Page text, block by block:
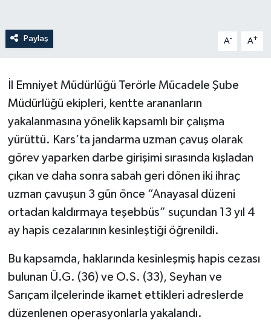
Paylaş A- A+
İl Emniyet Müdürlüğü Terörle Mücadele Şube
Müdürlüğü ekipleri, kentte arananların
yakalanmasına yönelik kapsamlı bir çalışma
yürüttü. Kars’ta jandarma uzman çavuş olarak
görev yaparken darbe girişimi sırasında kışladan
çıkan ve daha sonra sabah geri dönen iki ihraç
uzman çavuşun 3 gün önce “Anayasal düzeni
ortadan kaldırmaya teşebbüs” suçundan 13 yıl 4
ay hapis cezalarının kesinleştiği öğrenildi.
Bu kapsamda, haklarında kesinleşmiş hapis cezası
bulunan Ü.G. (36) ve O.S. (33), Seyhan ve
Sarıçam ilçelerinde ikamet ettikleri adreslerde
düzenlenen operasyonlarla yakalandı.